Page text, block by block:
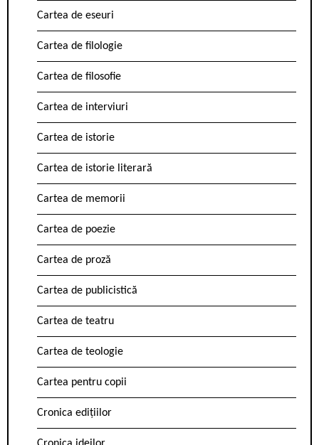
Cartea de eseuri
Cartea de filologie
Cartea de filosofie
Cartea de interviuri
Cartea de istorie
Cartea de istorie literară
Cartea de memorii
Cartea de poezie
Cartea de proză
Cartea de publicistică
Cartea de teatru
Cartea de teologie
Cartea pentru copii
Cronica edițiilor